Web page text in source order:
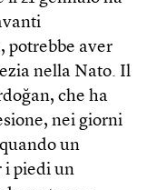
potrebbe aver
nella Nato. Il
che ha
nei giorni
un
i piedi un